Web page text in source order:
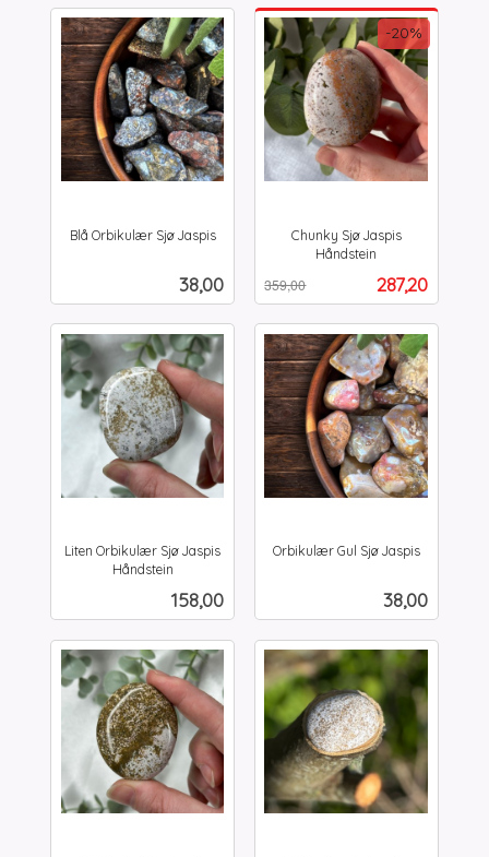
Blå Orbikulær Sjø Jaspis
Pris
38,00
Chunky Sjø Jaspis
Håndstein
Tilbud
287,20
359,00
-20%
mva.
Liten Orbikulær Sjø Jaspis
Håndstein
Pris
158,00
Orbikulær Gul Sjø Jaspis
Pris
38,00